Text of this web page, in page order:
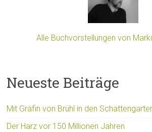
Alle Buchvorstellungen von
Neueste Beiträge
Mit Gräfin von Brühl in den
Der Harz vor 150 Millionen Jahren